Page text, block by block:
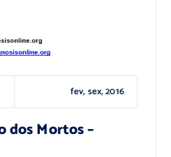
fev, sex, 2016
dos Mortos –